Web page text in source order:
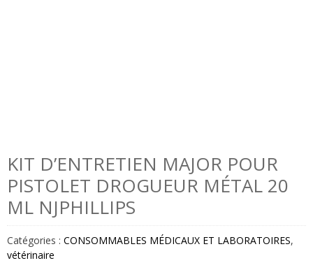
KIT D’ENTRETIEN MAJOR POUR
PISTOLET DROGUEUR MÉTAL 20
ML NJPHILLIPS
Catégories : CONSOMMABLES MÉDICAUX ET LABORATOIRES,
vétérinaire